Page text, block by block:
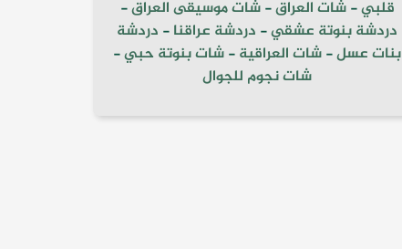
قلبي-شات العراق-شات موسيقى العراق-
دردشة بنوتة عشقي- دردشة عراقنا- دردشة
بنات عسل-شات العراقية-شات بنوتة حبي-
شات نجوم للجوال